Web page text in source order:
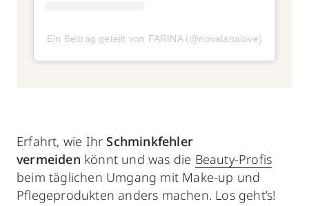
Ein Beitrag geteilt von FARINA (@novalanalove)
Erfahrt, wie Ihr Schminkfehler
vermeiden könnt und was die Beauty-Profis
beim täglichen Umgang mit Make-up und
Pflegeprodukten anders machen. Los geht’s!